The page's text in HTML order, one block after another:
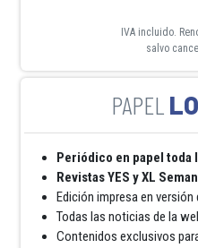
IVA incluido.
salvo
Periódico en papel toda
Revistas YES y XL
Edición impresa en versión
Todas las noticias de la
Contenidos exclusivos